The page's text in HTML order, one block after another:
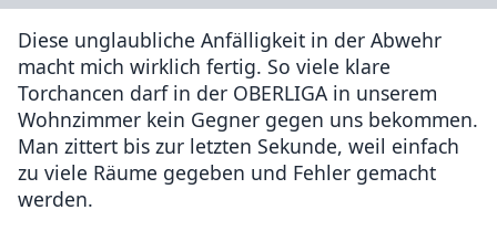
Diese unglaubliche Anfälligkeit in der Abwehr
macht mich wirklich fertig. So viele klare
Torchancen darf in der OBERLIGA in unserem
Wohnzimmer kein Gegner gegen uns bekommen.
Man zittert bis zur letzten Sekunde, weil einfach
zu viele Räume gegeben und Fehler gemacht
werden.